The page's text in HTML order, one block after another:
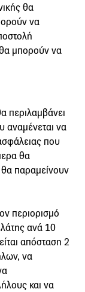
θα
να
μπορούν να
περιλαμβάνει
αναμένεται να
που
θα
παραμείνουν
περιορισμό
ανά 10
απόσταση 2
να
και να